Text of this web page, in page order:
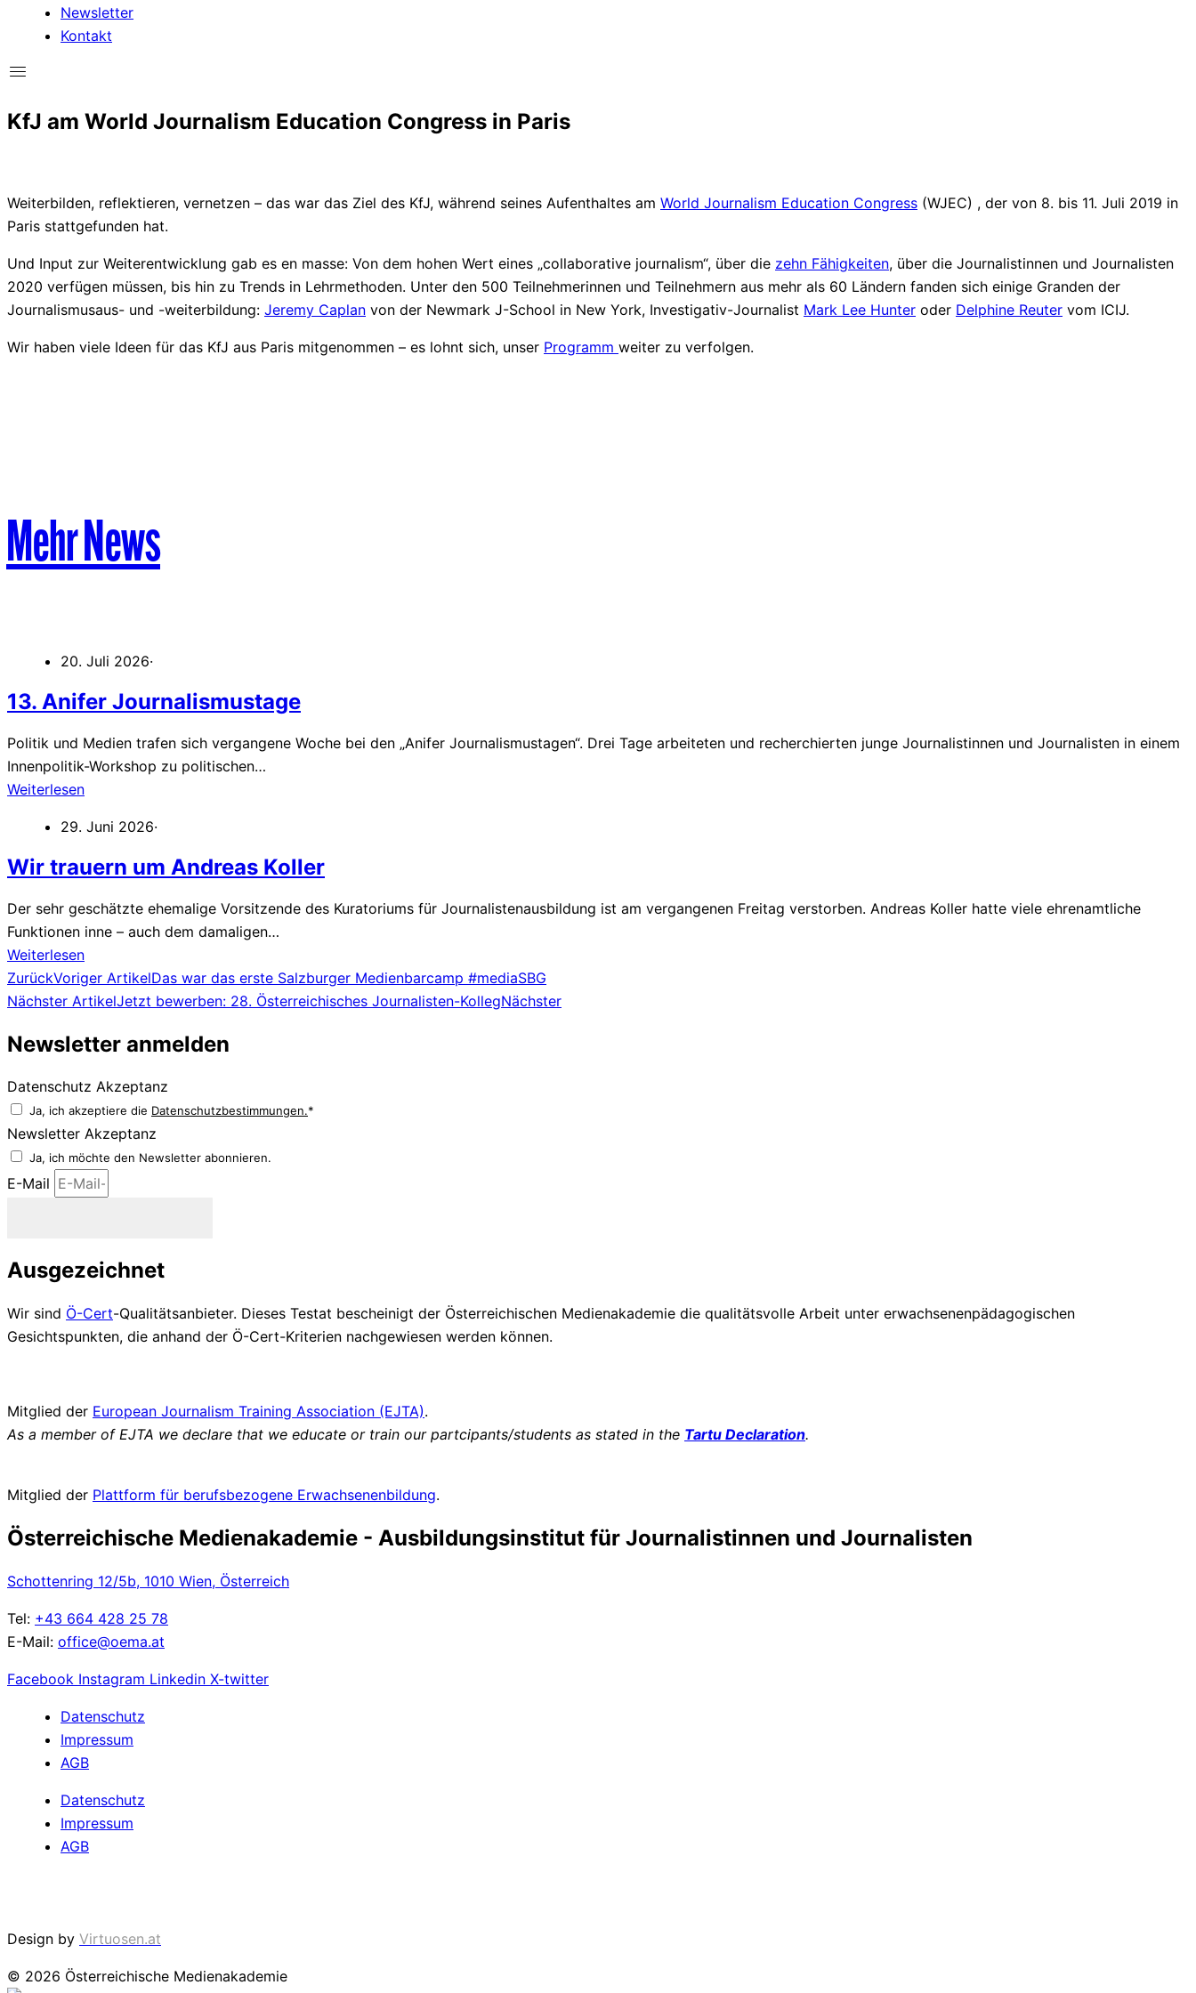
Newsletter
Kontakt
KfJ am World Journalism Education Congress in Paris
Weiterbilden, reflektieren, vernetzen – das war das Ziel des KfJ, während seines Aufenthaltes am World Journalism Education Congress (WJEC) , der von 8. bis 11. Juli 2019 in
Paris stattgefunden hat.
Und Input zur Weiterentwicklung gab es en masse: Von dem hohen Wert eines „collaborative journalism“, über die zehn Fähigkeiten, über die Journalistinnen und Journalisten
2020 verfügen müssen, bis hin zu Trends in Lehrmethoden. Unter den 500 Teilnehmerinnen und Teilnehmern aus mehr als 60 Ländern fanden sich einige Granden der
Journalismusaus- und -weiterbildung: Jeremy Caplan von der Newmark J-School in New York, Investigativ-Journalist Mark Lee Hunter oder Delphine Reuter vom ICIJ.
Wir haben viele Ideen für das KfJ aus Paris mitgenommen – es lohnt sich, unser Programm weiter zu verfolgen.
Mehr News
20. Juli 2026·
13. Anifer Journalismustage
Politik und Medien trafen sich vergangene Woche bei den „Anifer Journalismustagen“. Drei Tage arbeiteten und recherchierten junge Journalistinnen und Journalisten in einem
Innenpolitik-Workshop zu politischen…
Weiterlesen
29. Juni 2026·
Wir trauern um Andreas Koller
Der sehr geschätzte ehemalige Vorsitzende des Kuratoriums für Journalistenausbildung ist am vergangenen Freitag verstorben. Andreas Koller hatte viele ehrenamtliche
Funktionen inne – auch dem damaligen…
Weiterlesen
ZurückVoriger ArtikelDas war das erste Salzburger Medienbarcamp #mediaSBG
Nächster ArtikelJetzt bewerben: 28. Österreichisches Journalisten-KollegNächster
Newsletter anmelden
Datenschutz Akzeptanz
Ja, ich akzeptiere die Datenschutzbestimmungen.*
Newsletter Akzeptanz
Ja, ich möchte den Newsletter abonnieren.
E-Mail
Ausgezeichnet
Wir sind Ö-Cert-Qualitätsanbieter. Dieses Testat bescheinigt der Österreichischen Medienakademie die qualitätsvolle Arbeit unter erwachsenenpädagogischen
Gesichtspunkten, die anhand der Ö-Cert-Kriterien nachgewiesen werden können.
Mitglied der European Journalism Training Association (EJTA).
As a member of EJTA we declare that we educate or train our partcipants/students as stated in the Tartu Declaration.
Mitglied der Plattform für berufsbezogene Erwachsenenbildung.
Österreichische Medienakademie - Ausbildungsinstitut für Journalistinnen und Journalisten
Schottenring 12/5b, 1010 Wien, Österreich
Tel: +43 664 428 25 78
E-Mail: office@oema.at
Facebook Instagram Linkedin X-twitter
Datenschutz
Impressum
AGB
Datenschutz
Impressum
AGB
Design by Virtuosen.at
© 2026 Österreichische Medienakademie